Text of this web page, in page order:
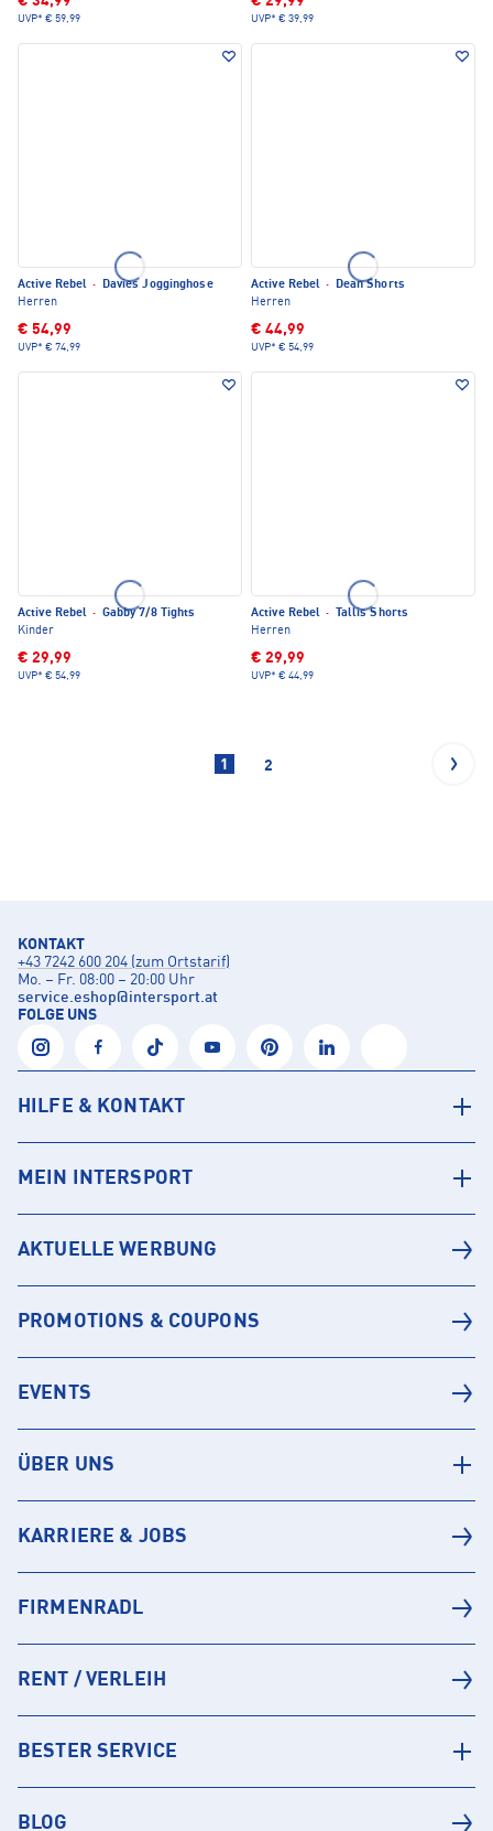
UVP* € 59,99 UVP* € 39,99
Active Rebel ·
Davies Jogginghose
Herren
€ 54,99
UVP* € 74,99
Active Rebel ·
Dean Shorts
Herren
€ 44,99
UVP* € 54,99
Active Rebel · Gabby 7/8 Tights
Kinder
€ 29,99
UVP* € 54,99
Active Rebel ·
Tallis Shorts
Herren
€ 29,99
UVP* € 44,99
1 2
KONTAKT
+43 7242 600 204 (zum Ortstarif)
Mo. – Fr. 08:00 – 20:00 Uhr
service.eshop@intersport.at
FOLGE UNS
HILFE & KONTAKT
MEIN INTERSPORT
AKTUELLE WERBUNG
PROMOTIONS & COUPONS
EVENTS
ÜBER UNS
KARRIERE & JOBS
FIRMENRADL
RENT / VERLEIH
BESTER SERVICE
BLOG